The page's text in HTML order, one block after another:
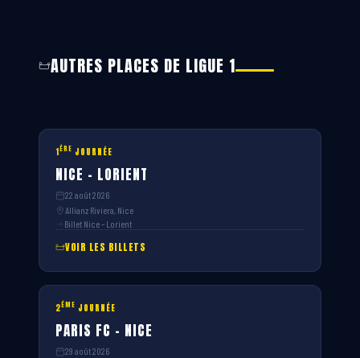
AUTRES PLACES DE LIGUE 1
1ÈRE JOURNÉE
NICE – LORIENT
22 août 2026
Allianz Riviera, Nice
Billet Nice – Lorient
VOIR LES BILLETS
2ÈME JOURNÉE
PARIS FC – NICE
29 août 2026